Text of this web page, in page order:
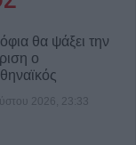
θα ψάξει την
ο
2026, 23:33